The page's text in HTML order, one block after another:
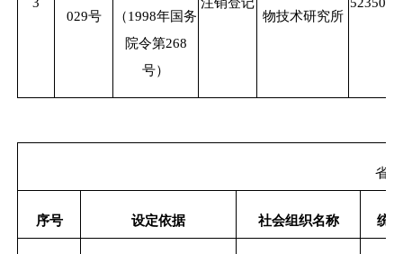
029号
（1998年国务
院令第268
号）
物技术研究所
省
序号 设定依据 社会组织名称 统